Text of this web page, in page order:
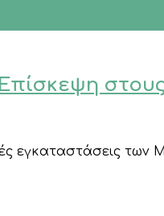
εγκαταστάσεις